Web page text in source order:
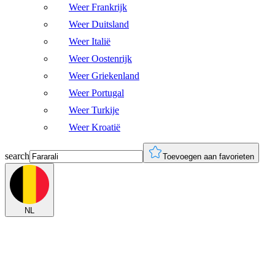
Weer Frankrijk
Weer Duitsland
Weer Italië
Weer Oostenrijk
Weer Griekenland
Weer Portugal
Weer Turkije
Weer Kroatië
search Toevoegen aan favorieten
NL